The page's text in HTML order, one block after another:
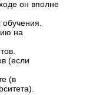
он вполне
на
(если
(в